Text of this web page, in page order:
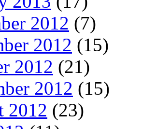
2012 (7)
2012 (15)
2012 (21)
2012 (15)
2012 (23)